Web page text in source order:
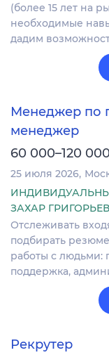
(более 15 лет на
необходимые
дадим
Менеджер по
менеджер
60 000–120
25 июля 2026
ЗАХАР
Отслеживать
подбирать
работы с людьми:
поддержка,
Рекрутер